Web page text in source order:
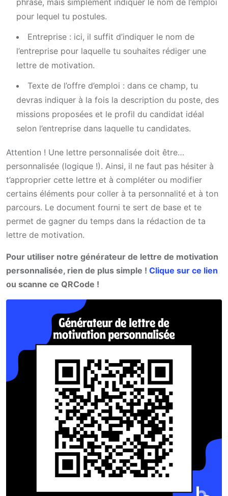
phrase, mais simplement indiquer le nom de l’emploi
pour lequel tu postules.
Entreprise : ici, il suffit d’indiquer le nom de
l’entreprise pour laquelle tu souhaites rédiger une
lettre de motivation.
Texte de l’offre d’emploi : dans ce champ, tu
devras indiquer à la fois la description du poste, des
missions proposées et le profil du candidat idéal
selon l’entreprise dans laquelle tu candidates.
Attention ! Une lettre personnalisée doit être…
personnalisée (logique !). Ainsi, il ne faut pas hésiter à
t’approprier cette lettre et à compléter ou modifier
certains éléments pour coller à ta personnalité et à ton
parcours. Le document fourni te sert de base et te
permet de gagner du temps dans la rédaction de ta
lettre de motivation.
Pour utiliser notre générateur de lettre de motivation
personnalisée, rien de plus simple ! Clique sur ce lien
ou scanne ce QRCode !